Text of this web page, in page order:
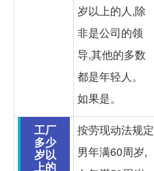
岁以上的人,除
非是公司的领
导,其他的多数
都是年轻人。
如果是。
工厂
多少
岁以
上的
按劳现动法规定
男年满60周岁,